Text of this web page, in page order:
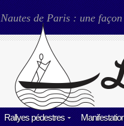
de Paris : une
Rallyes pédestres